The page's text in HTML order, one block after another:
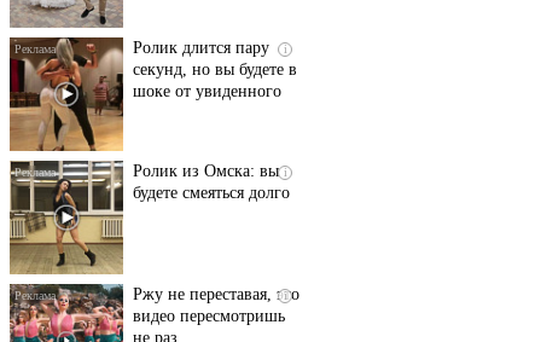
шоке от увиденного
не раз